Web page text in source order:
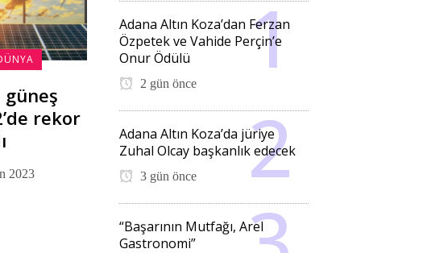
güneş
rekor
2023
Adana Altın Koza’dan Ferzan
Özpetek ve Vahide Perçin’e
Onur Ödülü
2 gün önce
Adana Altın Koza’da jüriye
Zuhal Olcay başkanlık edecek
3 gün önce
“Başarının Mutfağı, Arel
Gastronomi”